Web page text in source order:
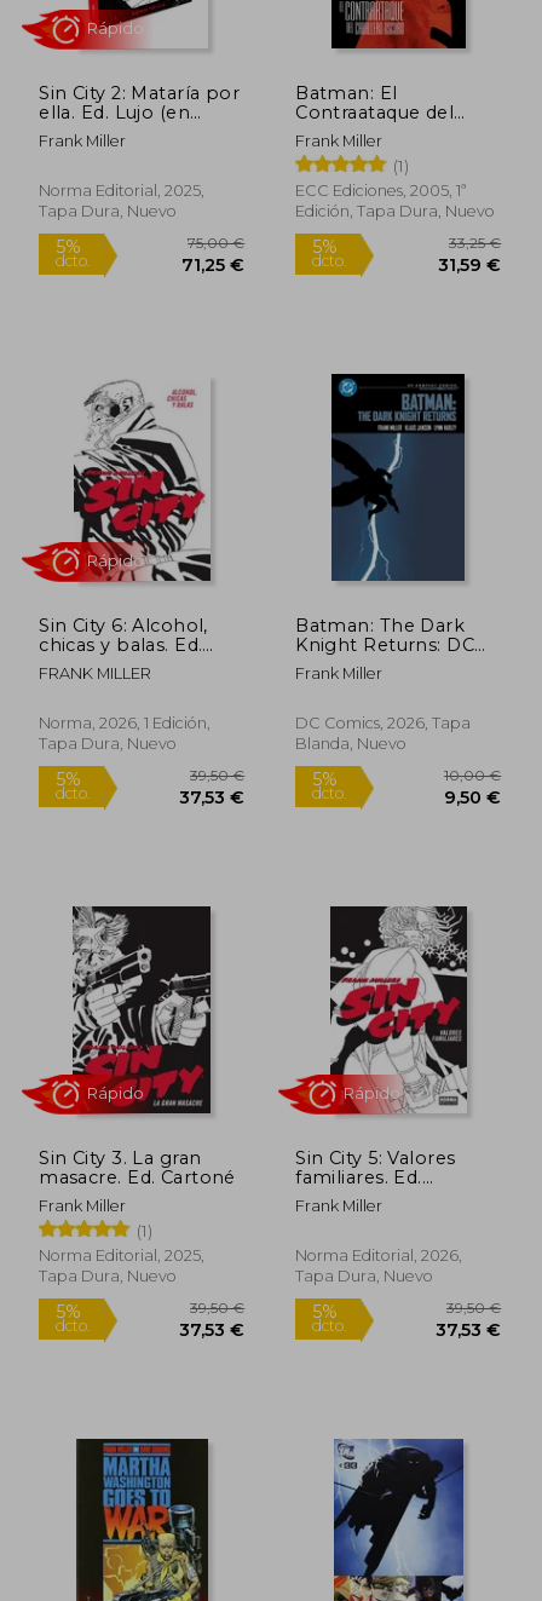
5% 29,00 € 5%
5%
Rápido
5%
Rápido
Sin City 2: Mataría por
ella. Ed. Lujo (en
Castellano)
Frank Miller
Norma Editorial, 2025,
Tapa Dura, Nuevo
5%
dcto. 71,25 €
Rápido
Batman: El
Contraataque del
Caballero Oscuro
(Edicion Deluxe)
Frank Miller
(1)
ECC Ediciones, 2005, 1ª
Edición, Tapa Dura, Nuevo
dcto.
Sin City 6: Alcohol,
chicas y balas. Ed.
Cartoné
FRANK MILLER
Norma, 2026, 1 Edición,
Tapa Dura, Nuevo
Rápido
Batman: The Dark
Knight Returns: DC
Compact Comics
Edition (en Inglés)
Frank Miller
DC Comics, 2026, Tapa
Blanda, Nuevo
Sin City 3. La gran
masacre. Ed. Cartoné
Frank Miller
(1)
Norma Editorial, 2025,
Tapa Dura, Nuevo
Sin City 5: Valores
familiares. Ed.
Cartoné
Frank Miller
Norma Editorial, 2026,
Tapa Dura, Nuevo